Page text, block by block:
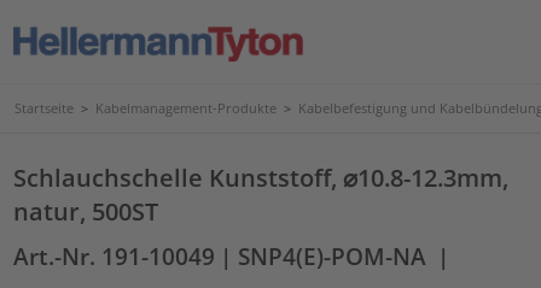
Startseite > Kabelmanagement-Produkte > Kabelbefestigung und
Schlauchschelle Kunststoff, ⌀10.8-12.3mm,
natur, 500ST
Art.-Nr. 191-10049 | SNP4(E)-POM-NA |